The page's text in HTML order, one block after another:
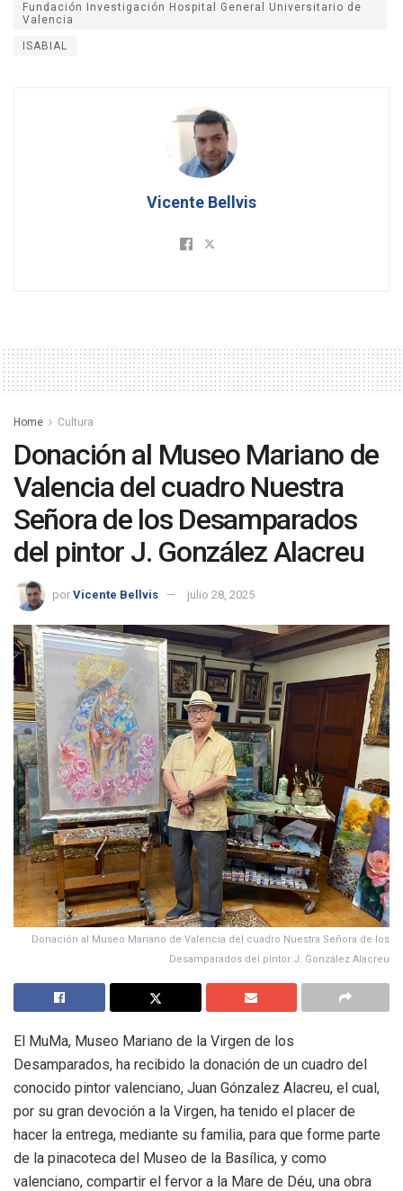
Fundación Investigación Hospital General Universitario de
Valencia
ISABIAL
Vicente Bellvis
Home Cultura
Donación al Museo Mariano de
Valencia del cuadro Nuestra
Señora de los Desamparados
del pintor J. González Alacreu
por Vicente Bellvis julio 28, 2025
Donación al Museo Mariano de Valencia del cuadro Nuestra Señora de los
Desamparados del pintor J. González Alacreu
El MuMa, Museo Mariano de la Virgen de los
Desamparados, ha recibido la donación de un cuadro del
conocido pintor valenciano, Juan Gónzalez Alacreu, el cual,
por su gran devoción a la Virgen, ha tenido el placer de
hacer la entrega, mediante su familia, para que forme parte
de la pinacoteca del Museo de la Basílica, y como
valenciano, compartir el fervor a la Mare de Déu, una obra